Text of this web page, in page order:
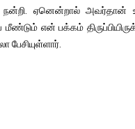
நன்றி. ஏனென்றால் அவர்தான்
என் பக்கம்
பேசியுள்ளார்.